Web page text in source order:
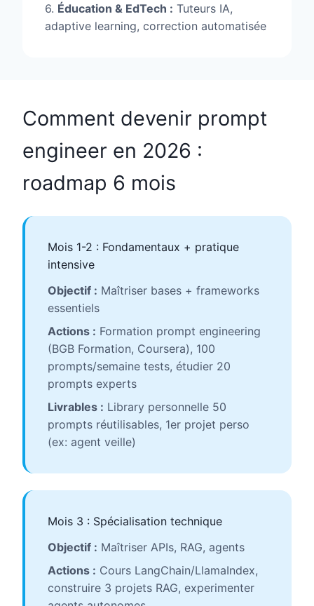
6. Éducation & EdTech : Tuteurs IA,
adaptive learning, correction automatisée
Comment devenir prompt
engineer en 2026 :
roadmap 6 mois
Mois 1-2 : Fondamentaux + pratique
intensive
Objectif : Maîtriser bases + frameworks
essentiels
Actions : Formation prompt engineering
(BGB Formation, Coursera), 100
prompts/semaine tests, étudier 20
prompts experts
Livrables : Library personnelle 50
prompts réutilisables, 1er projet perso
(ex: agent veille)
Mois 3 : Spécialisation technique
Objectif : Maîtriser APIs, RAG, agents
Actions : Cours LangChain/LlamaIndex,
construire 3 projets RAG, experimenter